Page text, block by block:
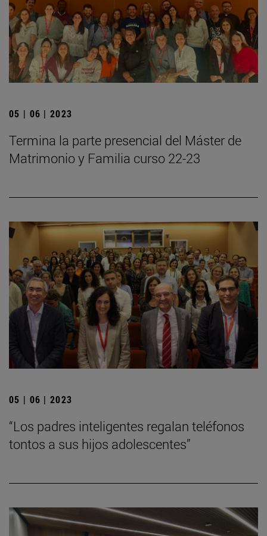
05 | 06 | 2023
Termina la parte presencial del Máster de
Matrimonio y Familia curso 22-23
05 | 06 | 2023
“Los padres inteligentes regalan teléfonos
tontos a sus hijos adolescentes”